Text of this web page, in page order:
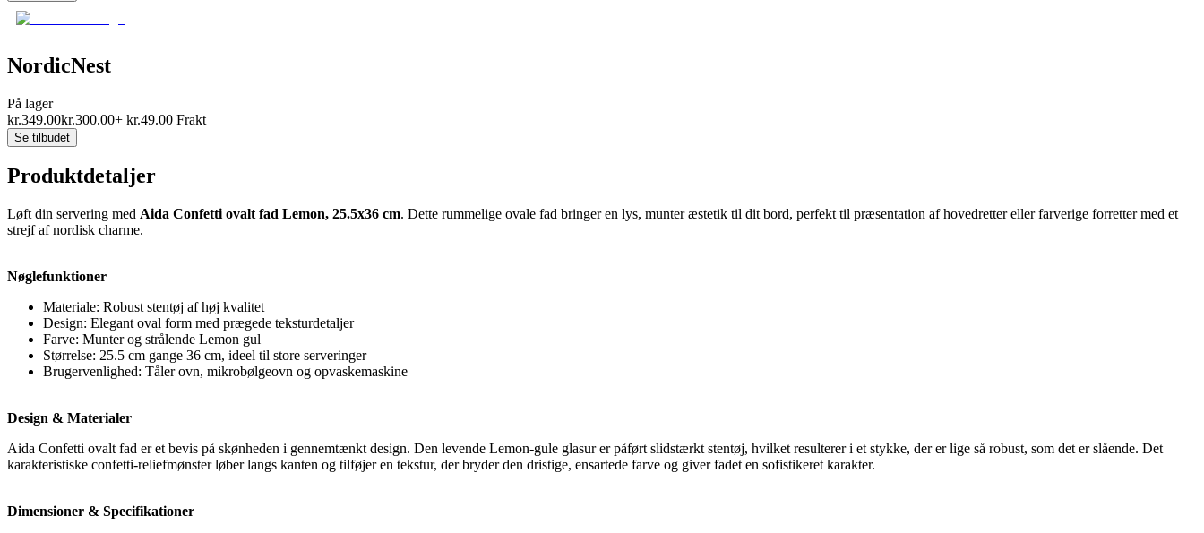
NordicNest
På lager
kr.349.00kr.300.00+ kr.49.00 Frakt
Se tilbudet
Produktdetaljer
Løft din servering med Aida Confetti ovalt fad Lemon, 25.5x36 cm. Dette rummelige ovale fad bringer en lys, munter æstetik til dit bord, perfekt til præsentation af hovedretter eller farverige forretter med et
strejf af nordisk charme.
Nøglefunktioner
Materiale: Robust stentøj af høj kvalitet
Design: Elegant oval form med prægede teksturdetaljer
Farve: Munter og strålende Lemon gul
Størrelse: 25.5 cm gange 36 cm, ideel til store serveringer
Brugervenlighed: Tåler ovn, mikrobølgeovn og opvaskemaskine
Design & Materialer
Aida Confetti ovalt fad er et bevis på skønheden i gennemtænkt design. Den levende Lemon-gule glasur er påført slidstærkt stentøj, hvilket resulterer i et stykke, der er lige så robust, som det er slående. Det
karakteristiske confetti-reliefmønster løber langs kanten og tilføjer en tekstur, der bryder den dristige, ensartede farve og giver fadet en sofistikeret karakter.
Dimensioner & Specifikationer